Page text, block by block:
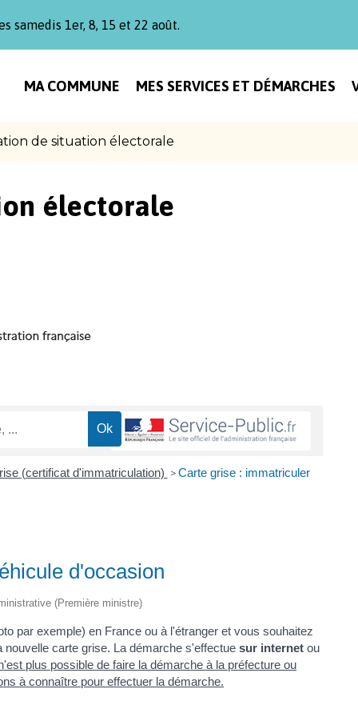
samedis 1er, 8, 15 et 22 août.
MA COMMUNE MES SERVICES ET DÉMARCHES
de situation électorale
électorale
(certificat d'immatriculation) > Carte grise : immatriculer
d'occasion
(Première ministre)
par exemple) en France ou à l'étranger et vous souhaitez
carte grise. La démarche s'effectue sur internet ou
plus possible de faire la démarche à la préfecture ou
à connaître pour effectuer la démarche.